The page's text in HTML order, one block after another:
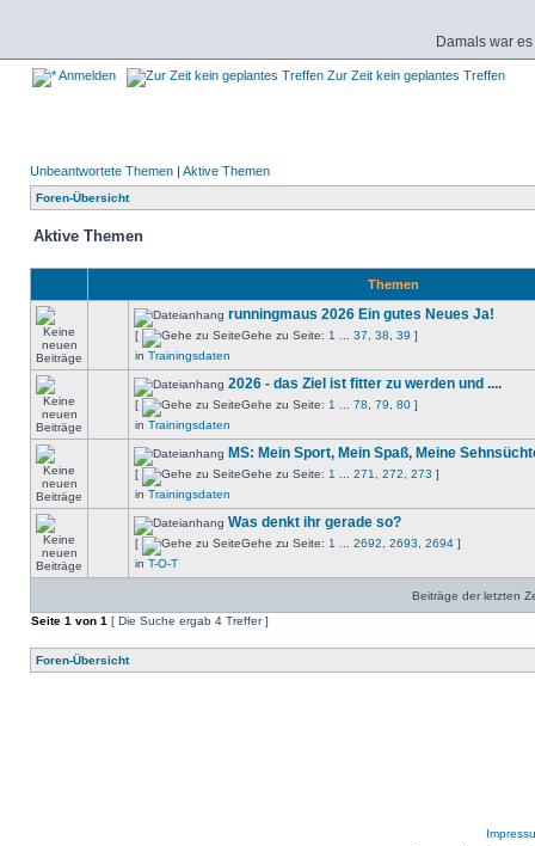
Damals war
Anmelden Zur Zeit kein geplantes Treffen
Unbeantwortete Themen | Aktive Themen
Foren-Übersicht
Aktive Themen
Themen
runningmaus 2026 Ein gutes Neues Ja!
[ Gehe zu Seite: 1 37 38 39 ]
in Trainingsdaten
2026 - das Ziel ist fitter zu werden und ....
[ Gehe zu Seite: 1 78 79 80 ]
in Trainingsdaten
MS: Mein Sport, Mein Spaß, Meine
[ Gehe zu Seite: 1 271 272 273 ]
in Trainingsdaten
Was denkt ihr gerade so?
[ Gehe zu Seite: 1 2692 2693 2694 ]
in T-O-T
Beiträge der letzten
Seite 1 von 1 [ Die Suche ergab 4 Treffer ]
Foren-Übersicht